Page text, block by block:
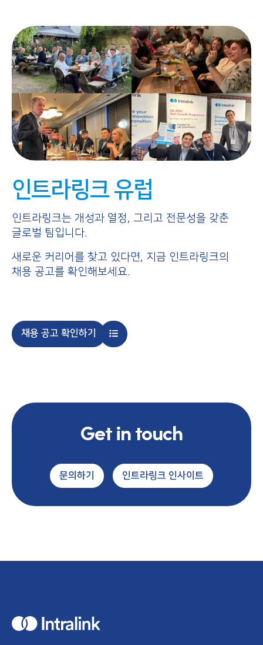
인트라링크 유럽
인트라링크는 개성과 열정, 그리고 전문성을 갖춘
글로벌 팀입니다.
새로운 커리어를 찾고 있다면, 지금 인트라링크의
채용 공고를 확인해보세요.
채용 공고 확인하기
Get in touch
문의하기 인트라링크 인사이트
H
o